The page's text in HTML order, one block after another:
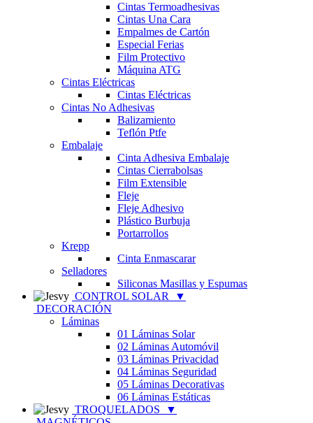
Cintas Termoadhesivas
Cintas Una Cara
Empalmes de Cartón
Especial Ferias
Film Protectivo
Máquina ATG
Cintas Eléctricas
Cintas Eléctricas
Cintas No Adhesivas
Balizamiento
Teflón Ptfe
Embalaje
Cinta Adhesiva Embalaje
Cintas Cierrabolsas
Film Extensible
Fleje
Fleje Adhesivo
Plástico Burbuja
Portarrollos
Krepp
Cinta Enmascarar
Selladores
Siliconas Masillas y Espumas
CONTROL SOLAR
▼
DECORACIÓN
Láminas
01 Láminas Solar
02 Láminas Automóvil
03 Láminas Privacidad
04 Láminas Seguridad
05 Láminas Decorativas
06 Láminas Estáticas
TROQUELADOS
▼